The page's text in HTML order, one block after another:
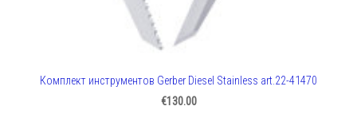
Комплект инструментов Gerber Diesel Stainless art.22-41470
€130.00